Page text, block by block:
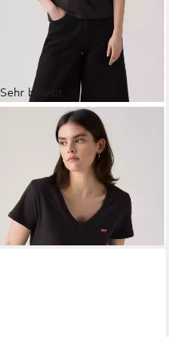
Sehr beliebt
T-Shirt VNECK TEE
2 PACK (Packung, 2-tlg)
ab 27,99 € UVP
39,95 €
(14,00 €/ 1 Stk)
-30%